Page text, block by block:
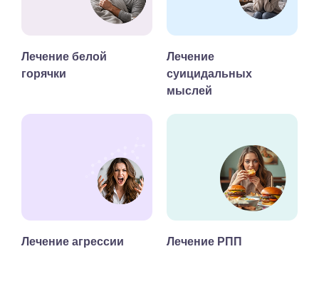
Лечение белой
горячки
Лечение
суицидальных
мыслей
Лечение агрессии Лечение РПП